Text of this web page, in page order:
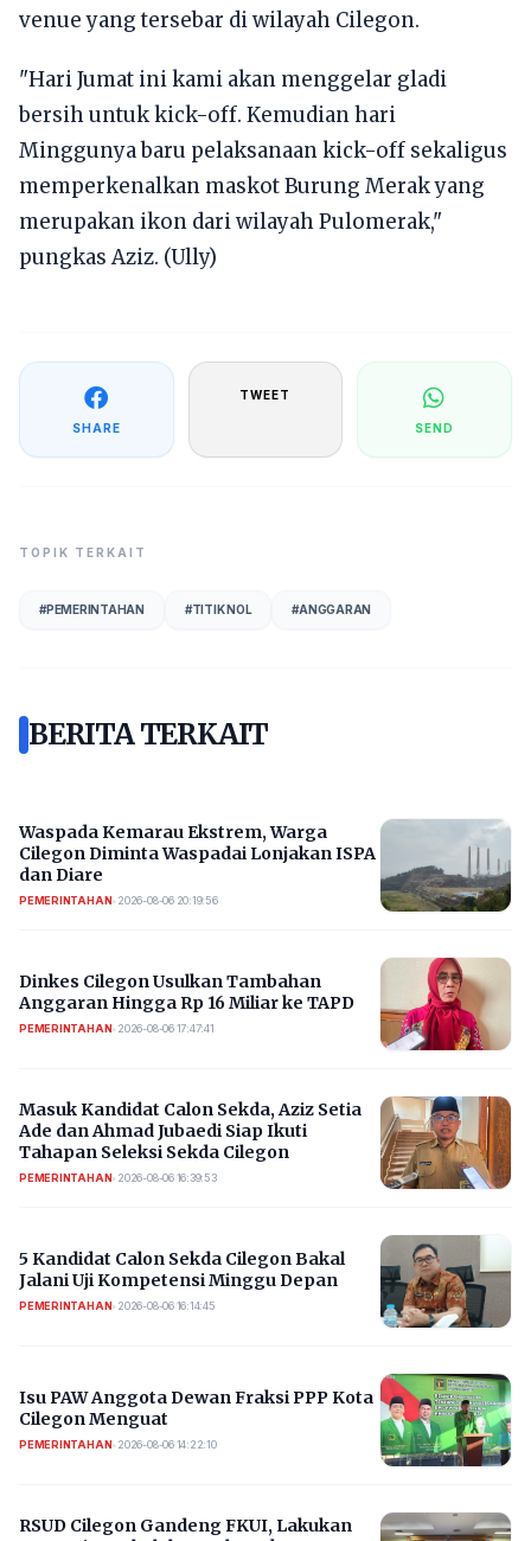
venue yang tersebar di wilayah Cilegon.
"Hari Jumat ini kami akan menggelar gladi
bersih untuk kick-off. Kemudian hari
Minggunya baru pelaksanaan kick-off sekaligus
memperkenalkan maskot Burung Merak yang
merupakan ikon dari wilayah Pulomerak,"
pungkas Aziz. (Ully)
SHARE
TWEET
SEND
TOPIK TERKAIT
#PEMERINTAHAN #TITIK NOL #ANGGARAN
BERITA TERKAIT
Waspada Kemarau Ekstrem, Warga
Cilegon Diminta Waspadai Lonjakan ISPA
dan Diare
PEMERINTAHAN• 2026-08-06 20:19:56
Dinkes Cilegon Usulkan Tambahan
Anggaran Hingga Rp 16 Miliar ke TAPD
PEMERINTAHAN• 2026-08-06 17:47:41
Masuk Kandidat Calon Sekda, Aziz Setia
Ade dan Ahmad Jubaedi Siap Ikuti
Tahapan Seleksi Sekda Cilegon
PEMERINTAHAN• 2026-08-06 16:39:53
5 Kandidat Calon Sekda Cilegon Bakal
Jalani Uji Kompetensi Minggu Depan
PEMERINTAHAN• 2026-08-06 16:14:45
Isu PAW Anggota Dewan Fraksi PPP Kota
Cilegon Menguat
PEMERINTAHAN• 2026-08-06 14:22:10
RSUD Cilegon Gandeng FKUI, Lakukan